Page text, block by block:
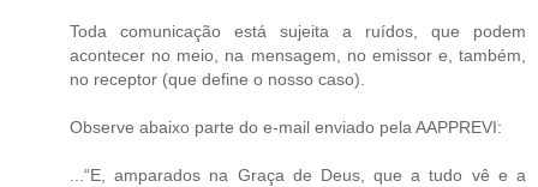
Toda comunicação está sujeita a ruídos, que podem
acontecer no meio, na mensagem, no emissor e, também,
no receptor (que define o nosso caso).
Observe abaixo parte do e-mail enviado pela AAPPREVI:
...“E, amparados na Graça de Deus, que a tudo vê e a